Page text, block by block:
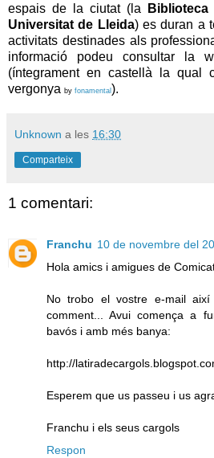
espais de la ciutat (la
Universitat de Lleida) es duran a
activitats destinades als
informació podeu consultar la
(íntegrament en castellà la qual
vergonya by fonamental ).
Unknown a les 16:30
Comparteix
1 comentari:
Franchu 10 de novembre del
Hola amics i amigues de
No trobo el vostre e-mail
comment... Avui comença a
bavós i amb més banya:
http://
Esperem que us passeu i us
Franchu i els seus cargols
Respon